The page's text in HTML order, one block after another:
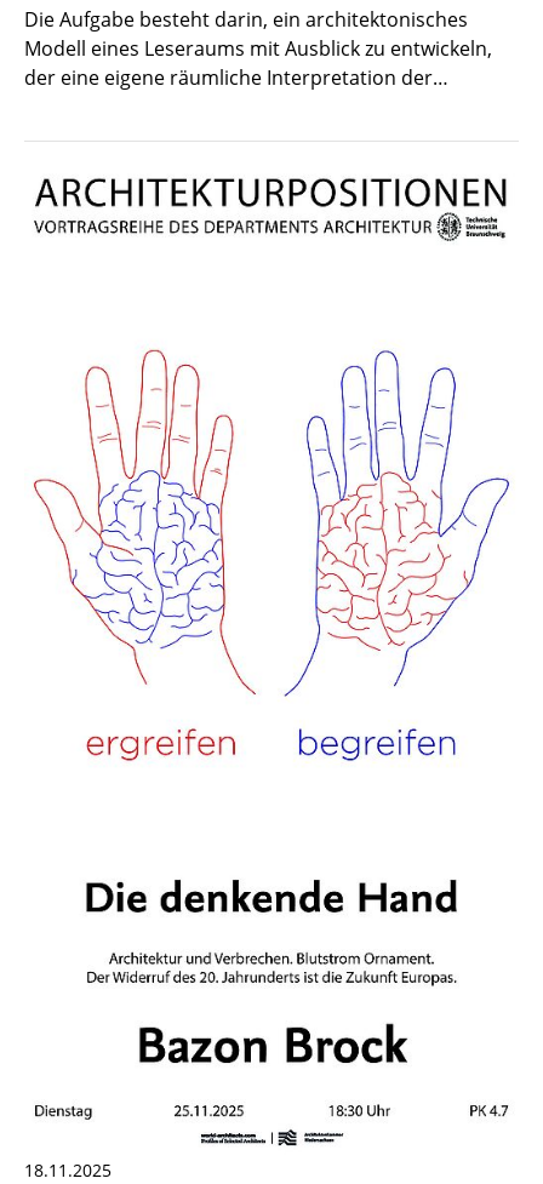
Die Aufgabe besteht darin, ein architektonisches
Modell eines Leseraums mit Ausblick zu entwickeln,
der eine eigene räumliche Interpretation der…
18.11.2025